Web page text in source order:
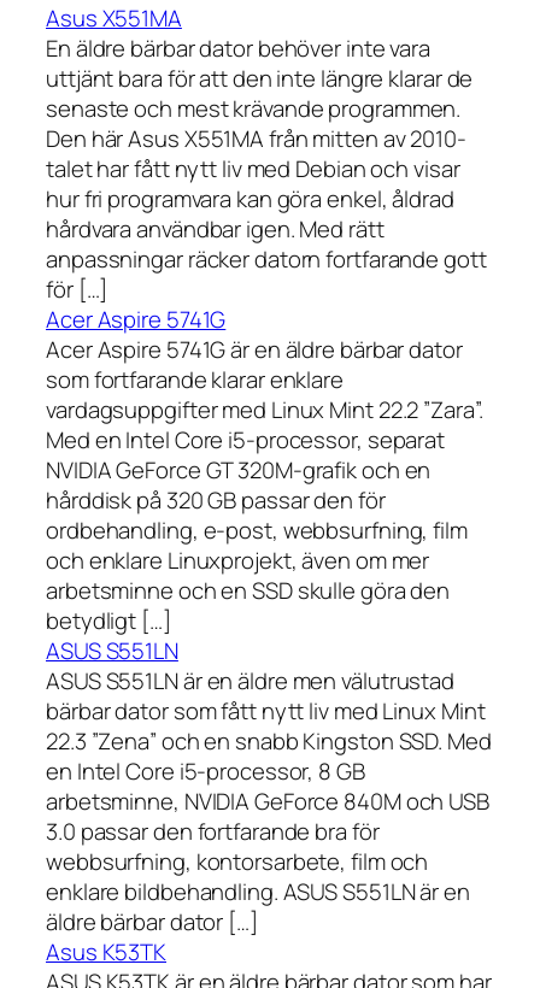
Asus X551MA
En äldre bärbar dator behöver inte vara
uttjänt bara för att den inte längre klarar de
senaste och mest krävande programmen.
Den här Asus X551MA från mitten av 2010-
talet har fått nytt liv med Debian och visar
hur fri programvara kan göra enkel, åldrad
hårdvara användbar igen. Med rätt
anpassningar räcker datorn fortfarande gott
för […]
Acer Aspire 5741G
Acer Aspire 5741G är en äldre bärbar dator
som fortfarande klarar enklare
vardagsuppgifter med Linux Mint 22.2 ”Zara”.
Med en Intel Core i5-processor, separat
NVIDIA GeForce GT 320M-grafik och en
hårddisk på 320 GB passar den för
ordbehandling, e-post, webbsurfning, film
och enklare Linuxprojekt, även om mer
arbetsminne och en SSD skulle göra den
betydligt […]
ASUS S551LN
ASUS S551LN är en äldre men välutrustad
bärbar dator som fått nytt liv med Linux Mint
22.3 ”Zena” och en snabb Kingston SSD. Med
en Intel Core i5-processor, 8 GB
arbetsminne, NVIDIA GeForce 840M och USB
3.0 passar den fortfarande bra för
webbsurfning, kontorsarbete, film och
enklare bildbehandling. ASUS S551LN är en
äldre bärbar dator […]
Asus K53TK
ASUS K53TK är en äldre bärbar dator som har